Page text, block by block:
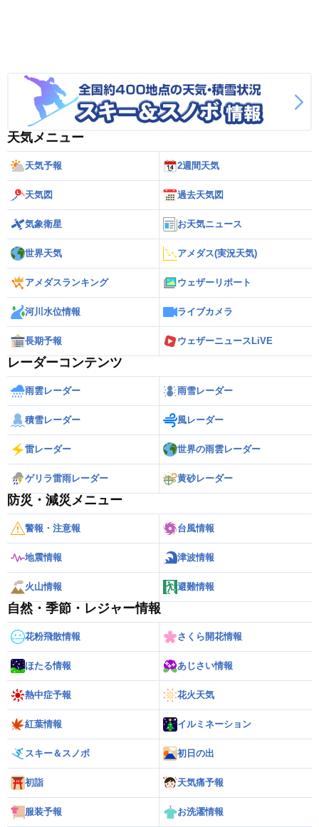
天気メニュー
天気予報 2週間天気
天気図 過去天気図
気象衛星 お天気ニュース
世界天気 アメダス(実況天気)
アメダスランキング ウェザーリポート
河川水位情報 ライブカメラ
長期予報 ウェザーニュースLiVE
レーダーコンテンツ
雨雲レーダー 雨雪レーダー
積雪レーダー 風レーダー
雷レーダー 世界の雨雲レーダー
ゲリラ雷雨レーダー 黄砂レーダー
防災・減災メニュー
警報・注意報 台風情報
地震情報 津波情報
火山情報 避難情報
自然・季節・レジャー情報
花粉飛散情報 さくら開花情報
ほたる情報 あじさい情報
熱中症予報 花火天気
紅葉情報 イルミネーション
スキー＆スノボ 初日の出
初詣 天気痛予報
服装予報 お洗濯情報